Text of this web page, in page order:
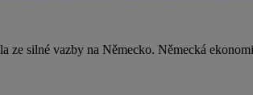
ze silné vazby na Německo. Německá